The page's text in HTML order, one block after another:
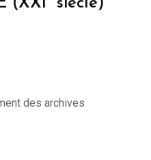
(XXI° siècle)
des archives